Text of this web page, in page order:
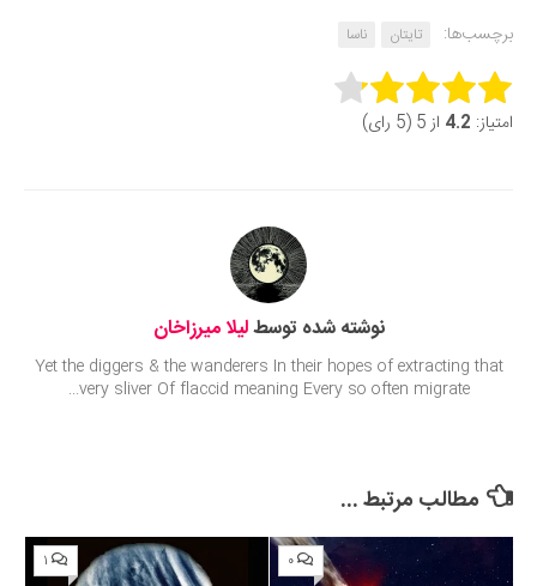
برچسب‌ها:
تایتان ناسا
Rate this item:
امتیاز: 4.2 از 5 (5 رای)
نوشته شده توسطلیلا میرزاخان
Yet the diggers & the wanderers In their hopes of extracting that
very sliver Of flaccid meaning Every so often migrate...
مطالب مرتبط ...
۰ ۱